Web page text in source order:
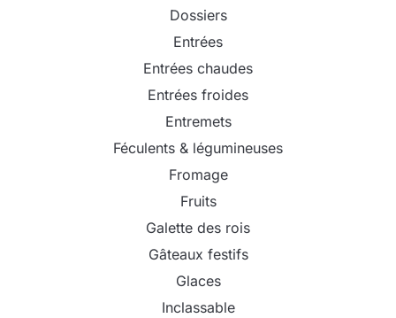
Dossiers
Entrées
Entrées chaudes
Entrées froides
Entremets
Féculents & légumineuses
Fromage
Fruits
Galette des rois
Gâteaux festifs
Glaces
Inclassable